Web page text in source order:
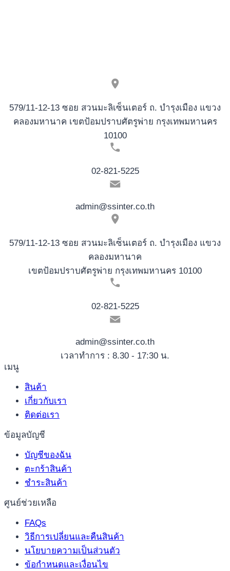
579/11-12-13 ซอย สวนมะลิเซ็นเตอร์ ถ. บำรุงเมือง แขวง
คลองมหานาค เขตป้อมปราบศัตรูพ่าย กรุงเทพมหานคร
10100
02-821-5225
admin@ssinter.co.th
579/11-12-13 ซอย สวนมะลิเซ็นเตอร์ ถ. บำรุงเมือง แขวง
คลองมหานาค
เขตป้อมปราบศัตรูพ่าย กรุงเทพมหานคร 10100
02-821-5225
admin@ssinter.co.th
เวลาทำการ : 8.30 - 17:30 น.
เมนู
สินค้า
เกี่ยวกับเรา
ติดต่อเรา
ข้อมูลบัญชี
บัญชีของฉัน
ตะกร้าสินค้า
ชำระสินค้า
ศูนย์ช่วยเหลือ
FAQs
วิธีการเปลี่ยนและคืนสินค้า
นโยบายความเป็นส่วนตัว
ข้อกำหนดและเงื่อนไข